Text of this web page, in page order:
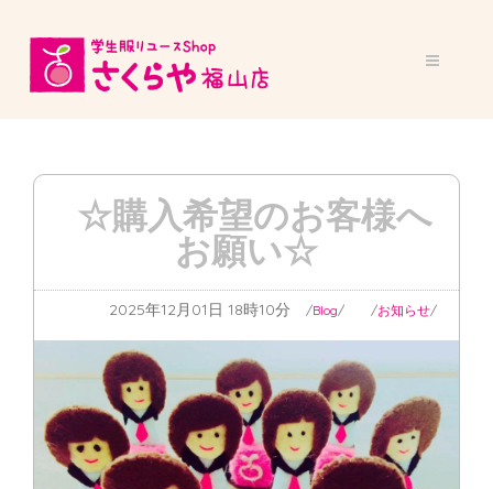
☆購入希望のお客様へ
お願い☆
2025年12月01日 18時10分 Blog お知らせ